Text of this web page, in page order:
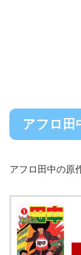
アフロ田
アフロ田中の原